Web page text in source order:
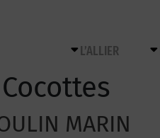
L’ALLIER
Cocottes
MARIN